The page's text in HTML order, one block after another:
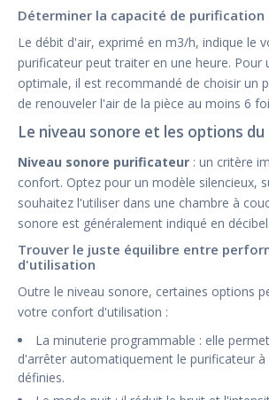
Déterminer la capacité de purification
Le débit d'air, exprimé en m3/h, indique le
purificateur peut traiter en une heure. Pour
optimale, il est recommandé de choisir un
de renouveler l'air de la pièce au moins 6
Le niveau sonore et les options
Niveau sonore purificateur : un critère
confort. Optez pour un modèle silencieux,
souhaitez l'utiliser dans une chambre à
sonore est généralement indiqué en
Trouver le juste équilibre entre
d'utilisation
Outre le niveau sonore, certaines options
votre confort d'utilisation :
La minuterie programmable : elle
d'arrêter automatiquement le purificateur à
définies.